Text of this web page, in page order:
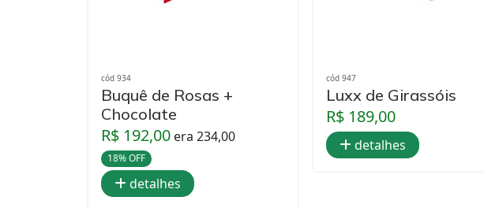
cód 934
Buquê de Rosas +
Chocolate
R$ 192,00 era 234,00
18% OFF
detalhes
cód 947
Luxx de Girassóis
R$ 189,00
detalhes